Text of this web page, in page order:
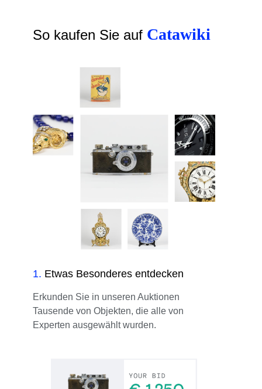
So kaufen Sie auf Catawiki
1. Etwas Besonderes entdecken
Erkunden Sie in unseren Auktionen
Tausende von Objekten, die alle von
Experten ausgewählt wurden.